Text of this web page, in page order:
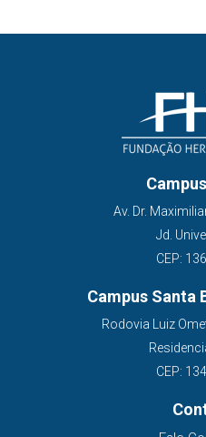
Av. Dr.
Jd.
CEP:
Campus Santa
Rodovia Luiz
CEP: